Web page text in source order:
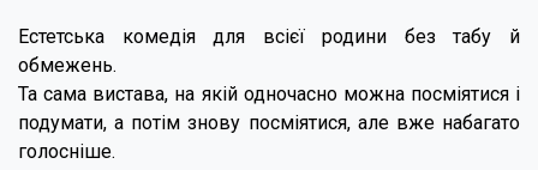
Естетська комедія для всієї родини без табу й
обмежень.
Та сама вистава, на якій одночасно можна посміятися і
подумати, а потім знову посміятися, але вже набагато
голосніше.